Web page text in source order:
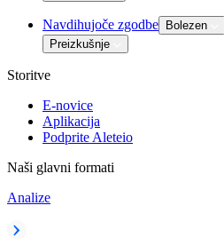
Navdihujoče zgodbe Bolezen
Preizkušnje
Storitve
E-novice
Aplikacija
Podprite Aleteio
Naši glavni formati
Analize